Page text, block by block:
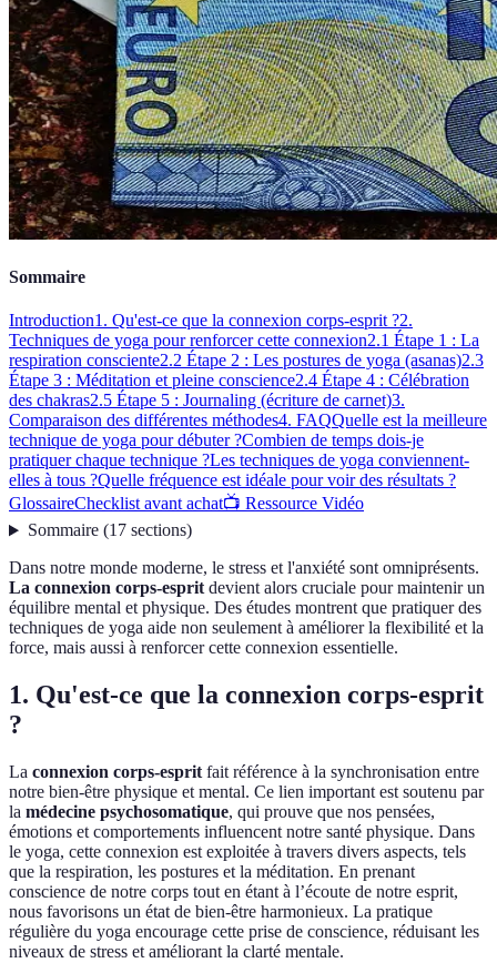
Sommaire
Introduction1. Qu'est-ce que la connexion corps-esprit ?2.
Techniques de yoga pour renforcer cette connexion2.1 Étape 1 : La
respiration consciente2.2 Étape 2 : Les postures de yoga (asanas)2.3
Étape 3 : Méditation et pleine conscience2.4 Étape 4 : Célébration
des chakras2.5 Étape 5 : Journaling (écriture de carnet)3.
Comparaison des différentes méthodes4. FAQQuelle est la meilleure
technique de yoga pour débuter ?Combien de temps dois-je
pratiquer chaque technique ?Les techniques de yoga conviennent-
elles à tous ?Quelle fréquence est idéale pour voir des résultats ?
GlossaireChecklist avant achat📺 Ressource Vidéo
Sommaire(17 sections)
Dans notre monde moderne, le stress et l'anxiété sont omniprésents.
La connexion corps-espritdevient alors cruciale pour maintenir un
équilibre mental et physique. Des études montrent que pratiquer des
techniques de yoga aide non seulement à améliorer la flexibilité et la
force, mais aussi à renforcer cette connexion essentielle.
1. Qu'est-ce que la connexion corps-esprit
?
La connexion corps-esprit fait référence à la synchronisation entre
notre bien-être physique et mental. Ce lien important est soutenu par
la médecine psychosomatique, qui prouve que nos pensées,
émotions et comportements influencent notre santé physique. Dans
le yoga, cette connexion est exploitée à travers divers aspects, tels
que la respiration, les postures et la méditation. En prenant
conscience de notre corps tout en étant à l’écoute de notre esprit,
nous favorisons un état de bien-être harmonieux. La pratique
régulière du yoga encourage cette prise de conscience, réduisant les
niveaux de stress et améliorant la clarté mentale.